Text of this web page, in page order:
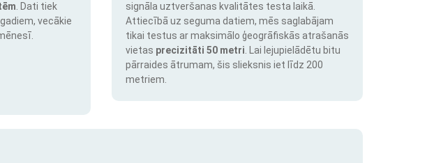
. Dati tiek
vecākie
signāla uztveršanas kvalitātes testa laikā.
Attiecībā uz seguma datiem, mēs saglabājam
tikai testus ar maksimālo ģeogrāfiskās atrašanās
vietas precizitāti 50 metri . Lai lejupielādētu bitu
pārraides ātrumam, šis slieksnis iet līdz 200
metriem.